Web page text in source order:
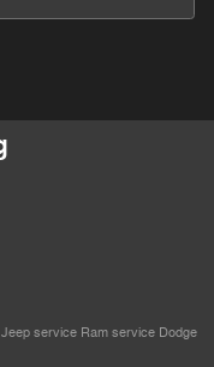
Jeep service Ram service Dodge